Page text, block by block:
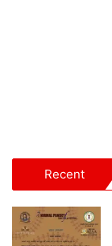
Recent